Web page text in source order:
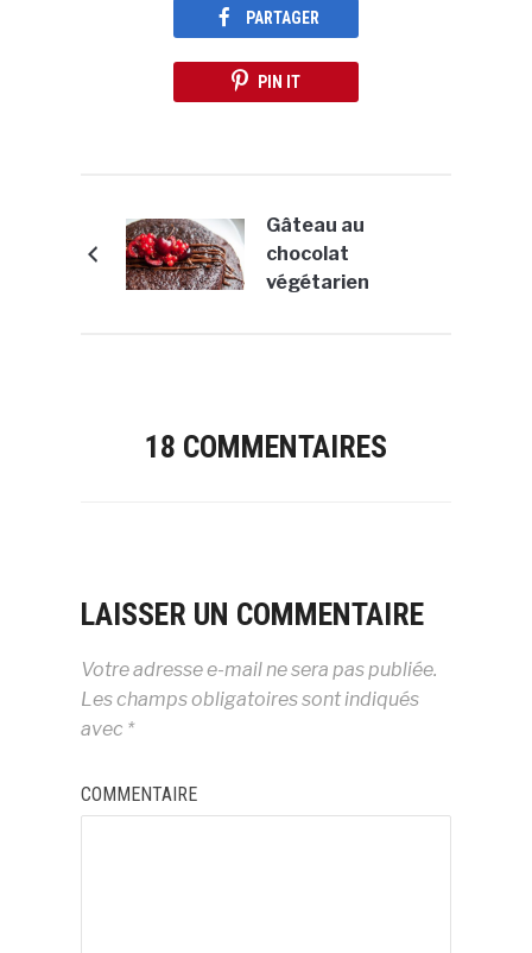
PARTAGER
PIN IT
Gâteau au
chocolat
végétarien
18 COMMENTAIRES
LAISSER UN COMMENTAIRE
Votre adresse e-mail ne sera pas publiée.
Les champs obligatoires sont indiqués
avec *
COMMENTAIRE